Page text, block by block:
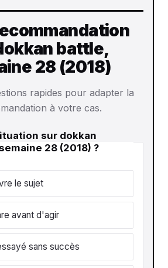
battle,
28 (2018)
rapides pour adapter la
à votre cas.
sur dokkan
28 (2018) ?
le sujet
avant d'agir
sans succès